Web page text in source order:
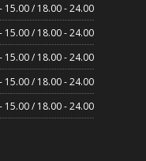
15.00 / 18.00 - 24.00
15.00 / 18.00 - 24.00
15.00 / 18.00 - 24.00
15.00 / 18.00 - 24.00
15.00 / 18.00 - 24.00